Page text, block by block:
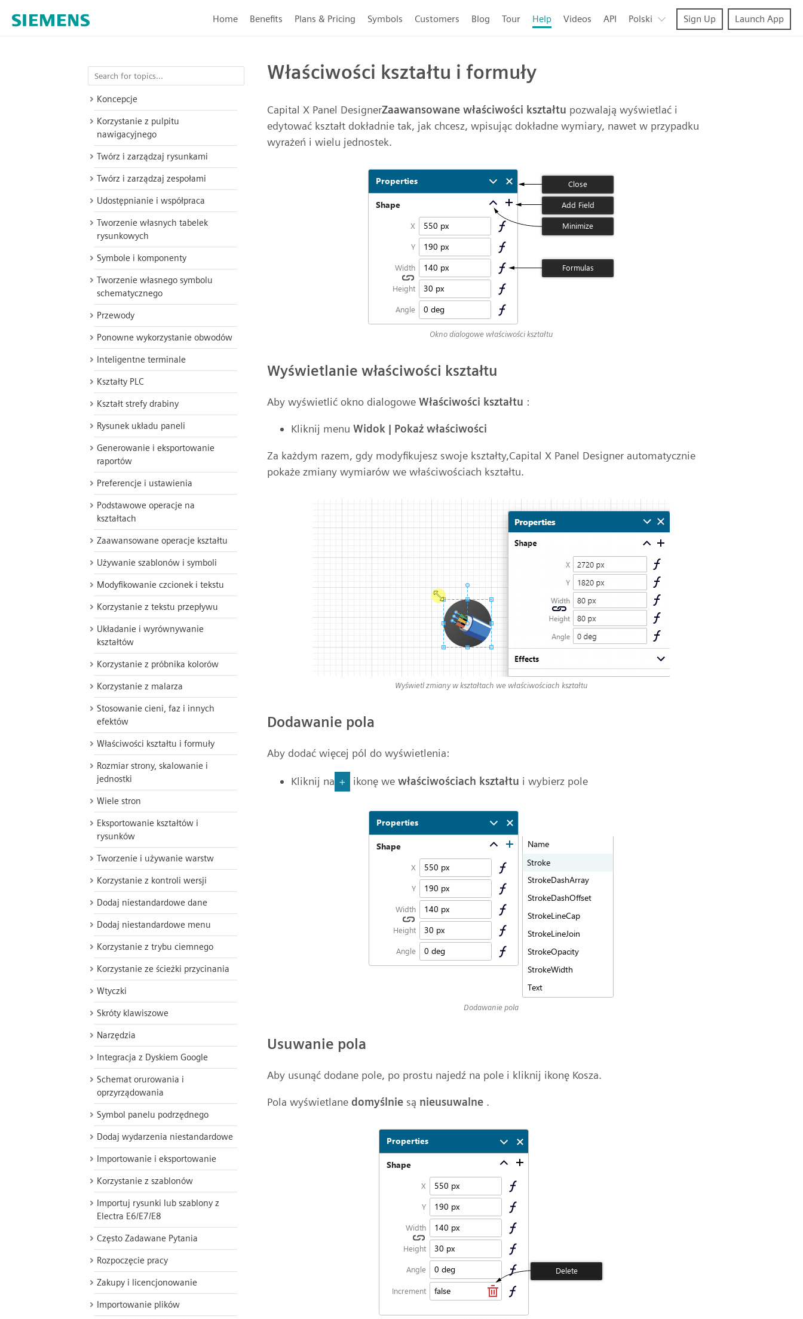
Home Benefits Plans & Pricing Symbols Customers Blog Tour Help Videos API Polski Sign Up Launch App
Koncepcje
Korzystanie z pulpitu
nawigacyjnego
Twórz i zarządzaj rysunkami
Twórz i zarządzaj zespołami
Udostępnianie i współpraca
Tworzenie własnych tabelek
rysunkowych
Symbole i komponenty
Tworzenie własnego symbolu
schematycznego
Przewody
Ponowne wykorzystanie obwodów
Inteligentne terminale
Kształty PLC
Kształt strefy drabiny
Rysunek układu paneli
Generowanie i eksportowanie
raportów
Preferencje i ustawienia
Podstawowe operacje na
kształtach
Zaawansowane operacje kształtu
Używanie szablonów i symboli
Modyfikowanie czcionek i tekstu
Korzystanie z tekstu przepływu
Układanie i wyrównywanie
kształtów
Korzystanie z próbnika kolorów
Korzystanie z malarza
Stosowanie cieni, faz i innych
efektów
Właściwości kształtu i formuły
Rozmiar strony, skalowanie i
jednostki
Wiele stron
Eksportowanie kształtów i
rysunków
Tworzenie i używanie warstw
Korzystanie z kontroli wersji
Dodaj niestandardowe dane
Dodaj niestandardowe menu
Korzystanie z trybu ciemnego
Korzystanie ze ścieżki przycinania
Wtyczki
Skróty klawiszowe
Narzędzia
Integracja z Dyskiem Google
Schemat orurowania i
oprzyrządowania
Symbol panelu podrzędnego
Dodaj wydarzenia niestandardowe
Importowanie i eksportowanie
Korzystanie z szablonów
Importuj rysunki lub szablony z
Electra E6/E7/E8
Często Zadawane Pytania
Rozpoczęcie pracy
Zakupy i licencjonowanie
Importowanie plików
Właściwości kształtu i formuły
Capital X Panel DesignerZaawansowane właściwości kształtu pozwalają wyświetlać i
edytować kształt dokładnie tak, jak chcesz, wpisując dokładne wymiary, nawet w przypadku
wyrażeń i wielu jednostek.
Okno dialogowe właściwości kształtu
Wyświetlanie właściwości kształtu
Aby wyświetlić okno dialogowe Właściwości kształtu :
Kliknij menu Widok | Pokaż właściwości
Za każdym razem, gdy modyfikujesz swoje kształty,Capital X Panel Designer automatycznie
pokaże zmiany wymiarów we właściwościach kształtu.
Wyświetl zmiany w kształtach we właściwościach kształtu
Dodawanie pola
Aby dodać więcej pól do wyświetlenia:
Kliknij na + ikonę we właściwościach kształtu i wybierz pole
Dodawanie pola
Usuwanie pola
Aby usunąć dodane pole, po prostu najedź na pole i kliknij ikonę Kosza.
Pola wyświetlane domyślnie są nieusuwalne .